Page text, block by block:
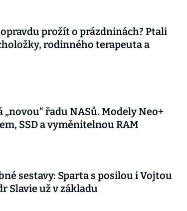
prožít o prázdninách? Ptali
rodinného terapeuta a
„novou“ řadu NASů. Modely Neo+
SSD a vyměnitelnou RAM
sestavy: Sparta s posilou i Vojtou
Slavie už v základu